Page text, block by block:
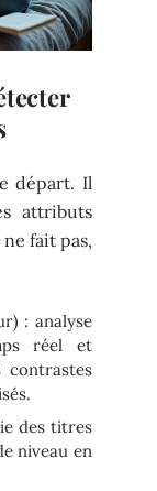
départ. Il
attributs
fait pas,
: analyse
réel et
contrastes
des titres
niveau en